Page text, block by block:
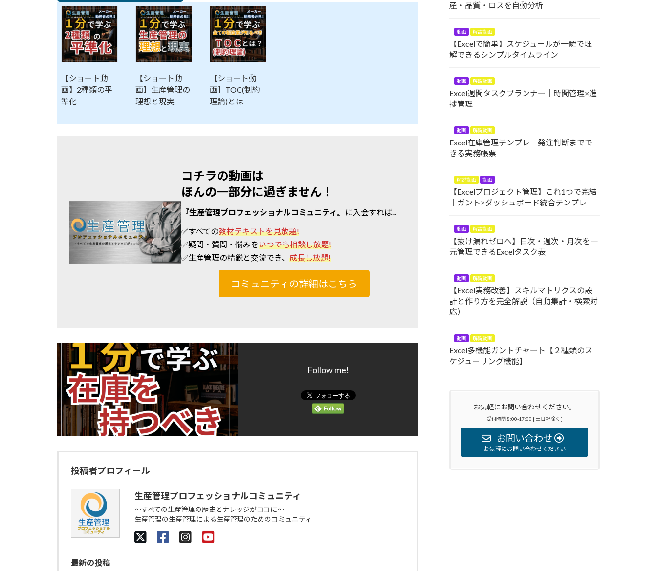
【ショート動
画】2種類の平
準化
【ショート動
画】生産管理の
理想と現実
【ショート動
画】TOC(制約
理論)とは
コチラの動画は
ほんの一部分に過ぎません！
『生産管理プロフェッショナルコミュニティ』 に入会すれば...
✅すべての教材テキストを見放題!
✅疑問・質問・悩みをいつでも相談し放題!
✅生産管理の精鋭と交流でき、成長し放題!
コミュニティの詳細はこちら
Follow me!
投稿者プロフィール
生産管理プロフェッショナルコミュニティ
～すべての生産管理の歴史とナレッジがココに～
生産管理の生産管理による生産管理のためのコミュニティ
最新の投稿
産・品質・ロスを自動分析
動画 解説動画
【Excelで簡単】スケジュールが一瞬で理
解できるシンプルタイムライン
動画 解説動画
Excel週間タスクプランナー｜時間管理×進
捗管理
動画 解説動画
Excel在庫管理テンプレ｜発注判断までで
きる実務帳票
解説動画 動画
【Excelプロジェクト管理】これ1つで完結
｜ガント×ダッシュボード統合テンプレ
動画 解説動画
【抜け漏れゼロへ】日次・週次・月次を一
元管理できるExcelタスク表
動画 解説動画
【Excel実務改善】スキルマトリクスの設
計と作り方を完全解説（自動集計・検索対
応）
動画 解説動画
Excel多機能ガントチャート【２種類のス
ケジューリング機能】
お気軽にお問い合わせください。
受付時間 8:00-17:00 [ 土日祝除く ]
お問い合わせ
お気軽にお問い合わせください